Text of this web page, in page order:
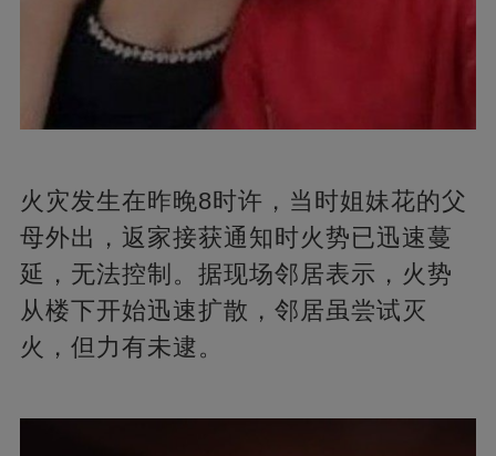
火灾发生在昨晚8时许，当时姐妹花的父
母外出，返家接获通知时火势已迅速蔓
延，无法控制。据现场邻居表示，火势
从楼下开始迅速扩散，邻居虽尝试灭
火，但力有未逮。